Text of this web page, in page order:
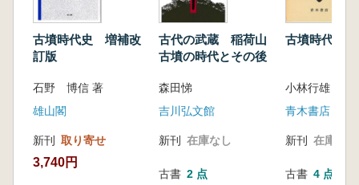
古墳時代史 増補改
訂版
石野 博信 著
雄山閣
新刊 取り寄せ
3,740円
古代の武蔵 稲荷山
古墳の時代とその後
森田悌
吉川弘文館
新刊 在庫なし
古書 2 点
古墳時代の
小林行雄 著
青木書店
新刊 在庫なし
古書 4 点